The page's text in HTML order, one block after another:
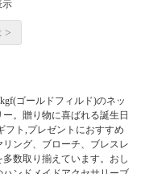
示
>
ゴールドフィルド)のネッ
。贈り物に喜ばれる誕生日
フト,プレゼントにおすすめ
ング、ブローチ、ブレスレ
数取り揃えています。おし